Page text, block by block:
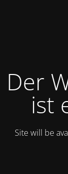
Der
ist
Site will be